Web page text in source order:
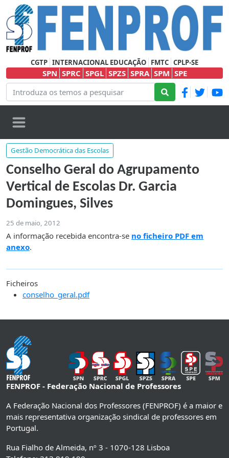
CGTP INTERNACIONAL EDUCAÇÃO FMTC CPLP-SE
SPN SPRC SPGL SPZS SPRA SPM SPE
Gestão Democrática das Escolas
Conselho Geral do Agrupamento
Vertical de Escolas Dr. Garcia
Domingues, Silves
25 de maio, 2012
A informação recebida encontra-se no ficheiro PDF em
anexo.
Ficheiros
conselho_geral.pdf
FENPROF - Federação Nacional de Professores
A Federação Nacional dos Professores (FENPROF) é a maior e
mais representativa organização sindical de professores em
Portugal.
Rua Fialho de Almeida, nº 3 - 1070-128 Lisboa